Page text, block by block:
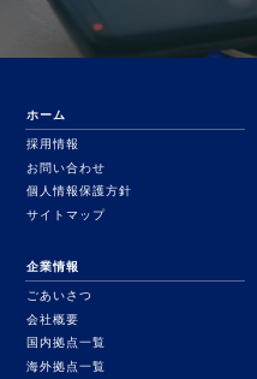
ホーム
採用情報
お問い合わせ
個人情報保護方針
サイトマップ
企業情報
ごあいさつ
会社概要
国内拠点一覧
海外拠点一覧